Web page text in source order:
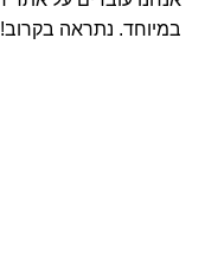
במיוחד. נתראה בקרוב!